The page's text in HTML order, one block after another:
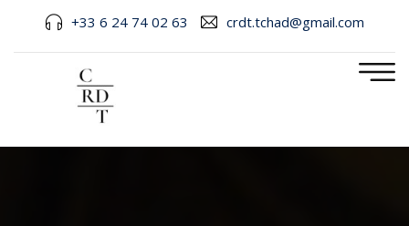
+33 6 24 74 02 63 crdt.tchad@gmail.com